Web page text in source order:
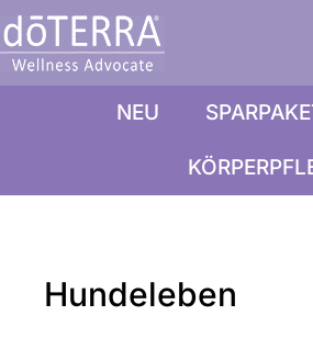
Zum
Inhalt
springen
NEU
Hundeleben